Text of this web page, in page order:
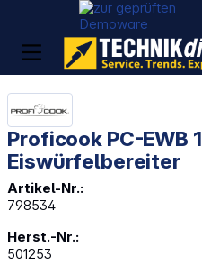
Proficook PC-EWB
Eiswürfelbereiter
Artikel-Nr.:
798534
Herst.-Nr.:
501253